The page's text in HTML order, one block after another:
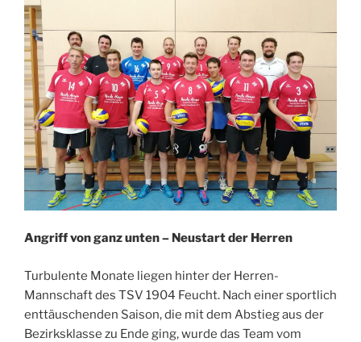
Angriff von ganz unten – Neustart der Herren
Turbulente Monate liegen hinter der Herren-
Mannschaft des TSV 1904 Feucht. Nach einer sportlich
enttäuschenden Saison, die mit dem Abstieg aus der
Bezirksklasse zu Ende ging, wurde das Team vom